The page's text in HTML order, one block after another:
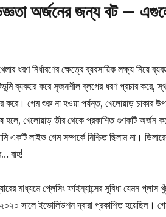
অর্জনের জন্য বট –
ধরণ নির্ধারণের ক্ষেত্রে ব্যবসায়িক লক্ষ্য নিয়ে
ব্যবহার করে সৃজনশীল ব্লগের ধরণ প্রচার করে,
করে। গেম শুরু না হওয়া পর্যন্ত, খেলোয়াড় চাকার
হলে, খেলোয়াড় তীর থেকে প্রকাশিত গুণকটি অর্জন
লাইভ গেম সম্পর্কে নিশ্চিত ছিলাম না।
বাহ!
মাধ্যমে প্লেসিং ফাইন্যান্সের সুবিধা যেমন
সালে ইভোলিউশন দ্বারা প্রকাশিত হয়েছিল।